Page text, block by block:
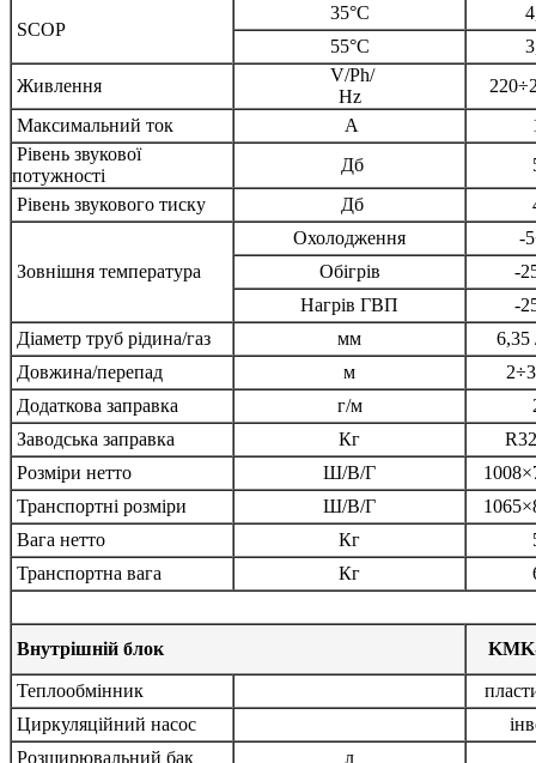
SCOP
35°C
55°C
Живлення
V/Ph/
Hz
Максимальний ток
А
Рівень звукової
потужності
Дб
Рівень звукового тиску
Дб
Зовнішня температура
Охолодження
-
Обігрів
-
Нагрів ГВП
-
Діаметр труб рідина/газ
мм
6,35
Довжина/перепад
м
Додаткова заправка
г/м
Заводська заправка
Кг
Розміри нетто
Ш/В/Г
Транспортні розміри
Ш/В/Г
Вага нетто
Кг
Транспортна вага
Кг
Внутрішній блок
Теплообмінник
Циркуляційний насос
Розширювальний бак
л